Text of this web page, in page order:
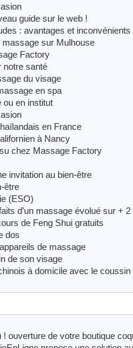
guide sur le web !
: avantages et inconvénients
sur Mulhouse
Factory
notre santé
du visage
en spa
ou en institut
en France
à Nancy
chez Massage Factory
invitation au bien-être
être
(ESO)
d’un massage évolué sur + 2
de Feng Shui gratuits
dos
de massage
de son visage
à domicile avec le
! ouverture de votre boutique